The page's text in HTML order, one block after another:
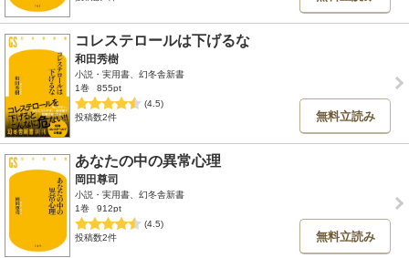
コレステロールは下げるな
和田秀樹
小説・実用書、幻冬舎新書
1巻
855pt
(4.5)
投稿数2件
無料立読み
あなたの中の異常心理
岡田尊司
小説・実用書、幻冬舎新書
1巻
912pt
(4.5)
投稿数2件
無料立読み